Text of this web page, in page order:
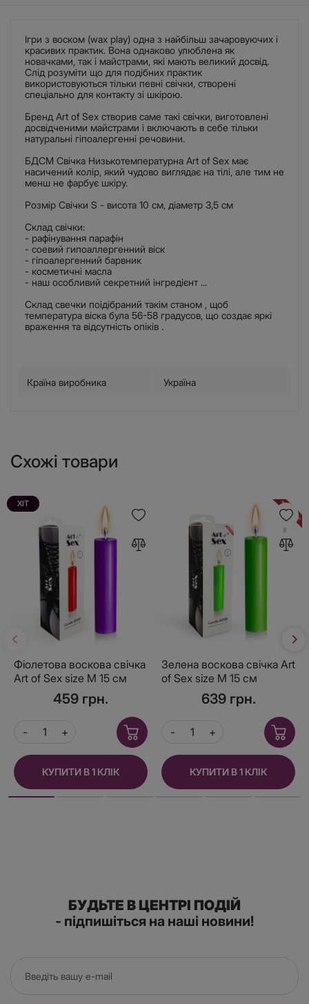
Ігри з воском (wax play) одна з найбільш зачаровуючих і
красивих практик. Вона однаково улюблена як
новачками, так і майстрами, які мають великий досвід.
Слід розуміти що для подібних практик
використовуються тільки певні свічки, створені
спеціально для контакту зі шкірою.
Бренд Art of Sex створив саме такі свічки, виготовлені
досвідченими майстрами і включають в себе тільки
натуральні гіпоалергенні речовини.
БДСМ Свічка Низькотемпературна Art of Sex має
насичений колір, який чудово виглядає на тілі, але тим не
менш не фарбує шкіру.
Розмір Свічки S - висота 10 см, діаметр 3,5 см
Склад свічки:
- рафінування парафін
- соевий гипоаллергенний віск
- гіпоалергенний барвник
- косметичні масла
- наш особливий секретний інгредієнт ...
Склад свечки поідібраний такім станом , щоб
температура віска була 56-58 градусов, що создає яркі
враження та відсутність опіків .
Країна виробника Україна
Схожі товари
ХІТ
Фіолетова воскова свічка
Art of Sex size M 15 см
низькотемпературна
459 грн.
КУПИТИ В 1 КЛІК
Зелена воскова свічка Art
of Sex size M 15 см
низькотемпературна,
люмінесцентна
639 грн.
КУПИТИ В 1 КЛІК
БУДЬТЕ В ЦЕНТРІ ПОДІЙ
- підпишіться на наші новини!